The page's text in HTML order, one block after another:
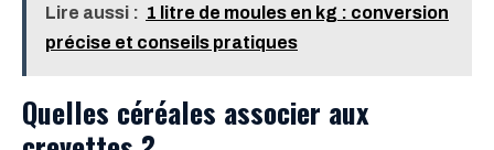
Lire aussi : 1 litre de moules en kg : conversion
précise et conseils pratiques
Quelles céréales associer aux